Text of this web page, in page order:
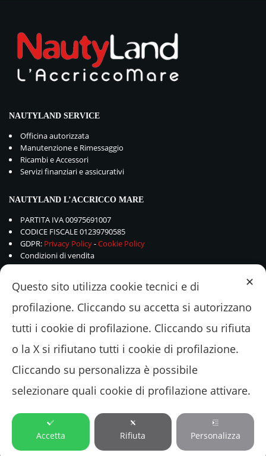
NAUTYLAND SERVICE
Officina autorizzata
Manutenzione e Rimessaggio
Ricambi e Accessori
Servizi finanziari e assicurativi
NAUTYLAND L’ACCRICCO MARE
PARTITA IVA 00975691007
CODICE FISCALE 01239790585
GDPR: Privacy Policy-Cookie Policy
Condizioni di vendita
00042 Lavinio-Anzio (ROMA) Tel.+39.06.9821048
✕
Questo sito utilizza cookie tecnici e di
profilazione. Cliccando su accetta si autorizzano
tutti i cookie di profilazione. Cliccando su rifiuta
o la X si rifiutano tutti i cookie di profilazione.
Cliccando su personalizza è possibile
selezionare quali cookie di profilazione attivare.
Accetta Rifiuta Personalizza